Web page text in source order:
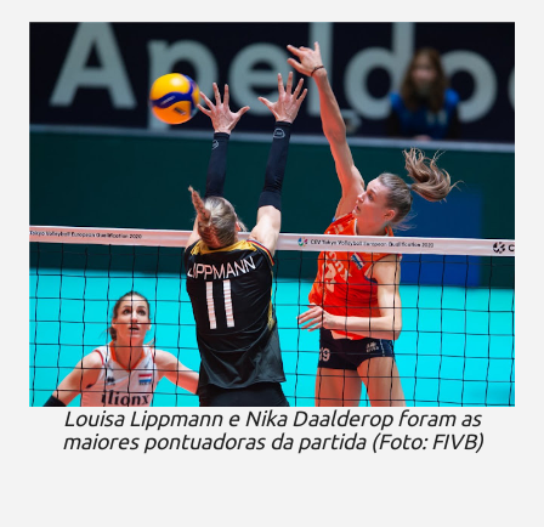
Louisa Lippmann e Nika Daalderop foram as
maiores pontuadoras da partida (Foto: FIVB)